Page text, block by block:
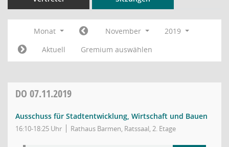
Monat November
2019
Aktuell
Gremium auswählen
DO 07.11.2019
Ausschuss für Stadtentwicklung, Wirtschaft und Bauen
16:10-18:25 Uhr Rathaus Barmen, Ratssaal, 2. Etage